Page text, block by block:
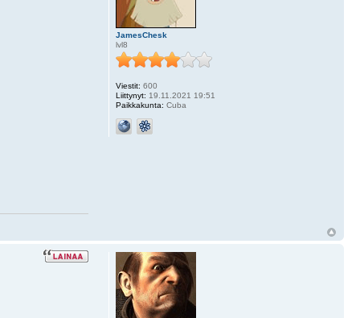
JamesChesk
lvl8
Viestit: 600
Liittynyt: 19.11.2021 19:51
Paikkakunta: Cuba